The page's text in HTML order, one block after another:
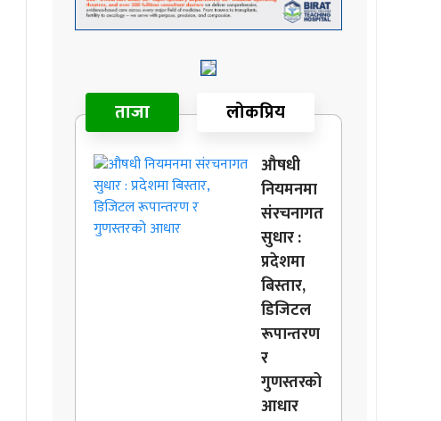
ताजा लोकप्रिय
औषधी
नियमनमा
संरचनागत
सुधार :
प्रदेशमा
बिस्तार,
डिजिटल
रूपान्तरण
र
गुणस्तरको
आधार